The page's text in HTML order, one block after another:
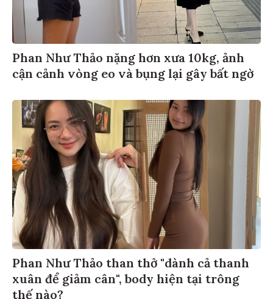
Phan Như Thảo nặng hơn xưa 10kg, ảnh
cận cảnh vòng eo và bụng lại gây bất ngờ
Phan Như Thảo than thở "dành cả thanh
xuân để giảm cân", body hiện tại trông
thế nào?